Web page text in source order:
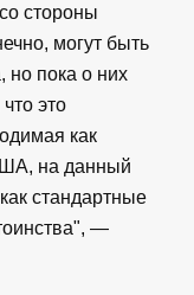
стороны
могут быть
но пока о них
это
как
на данный
стандартные
—